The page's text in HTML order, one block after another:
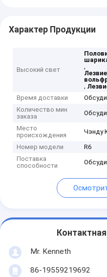
Характер Продукции
Высокий свет
,
,
Время доставки
Количество мин
заказа
Место
происхождения
Чэнду
Номер модели
R6
Поставка
способности
Mr. Kenneth
86-19559219692